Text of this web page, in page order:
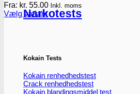
Narkotests
Kokain Tests
Kokain renhedhedstest
Crack renhedhedstest
Kokain blandingsmiddel test
Fra: kr. 55.00 Inkl. moms
Vælg variant
varianter.
vælges